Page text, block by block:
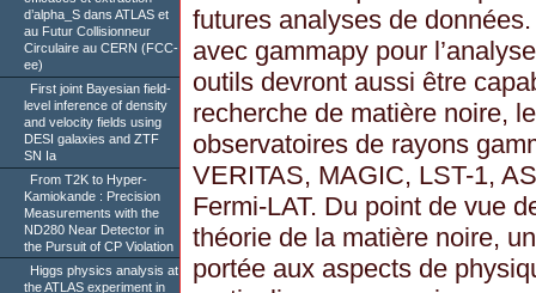
d’alpha_S dans ATLAS et
au Futur Collisionneur
Circulaire au CERN (FCC-
ee)
First joint Bayesian field-
level inference of density
and velocity fields using
DESI galaxies and ZTF
SN Ia
From T2K to Hyper-
Kamiokande : Precision
Measurements with the
ND280 Near Detector in
the Pursuit of CP Violation
Higgs physics analysis at
the ATLAS experiment in
futures analyses de
avec gammapy pour
outils devront aussi être
recherche de matière noire,
observatoires de rayons
VERITAS, MAGIC, LST-1,
Fermi-LAT. Du point de vue
théorie de la matière noire,
portée aux aspects de